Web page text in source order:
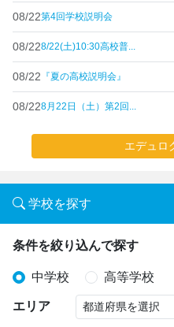
08/22第4回学校説明会
08/228/22(土)10:30高校普...
08/22 『夏の高校説明会』
08/228月22日（土）第2回...
エデュロ
学校を探す
条件を絞り込んで探す
中学校 高等学校
エリア